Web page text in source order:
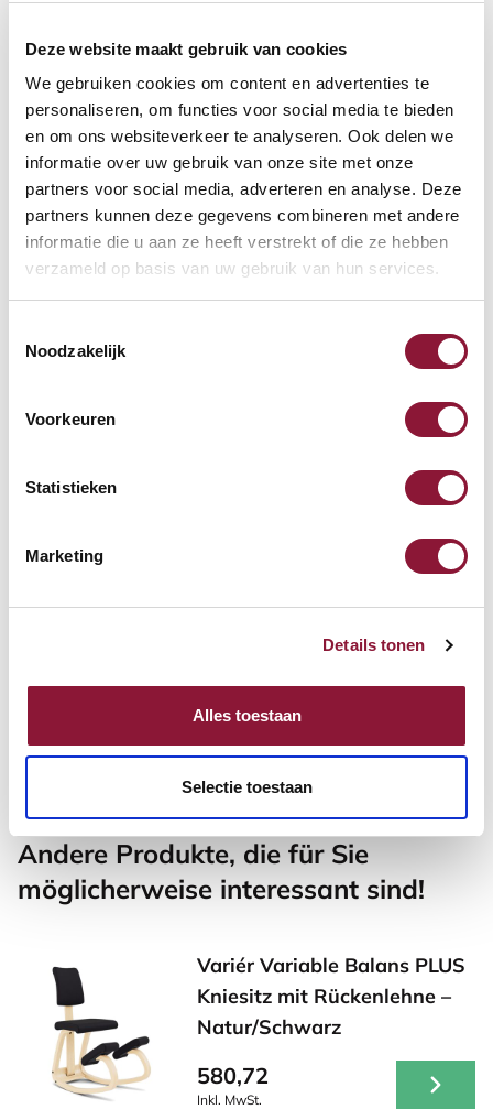
Deze website maakt gebruik van cookies
We gebruiken cookies om content en advertenties te
personaliseren, om functies voor social media te bieden
en om ons websiteverkeer te analyseren. Ook delen we
informatie over uw gebruik van onze site met onze
partners voor social media, adverteren en analyse. Deze
partners kunnen deze gegevens combineren met andere
informatie die u aan ze heeft verstrekt of die ze hebben
verzameld op basis van uw gebruik van hun services.
Noodzakelijk
Voorkeuren
Statistieken
Marketing
Details tonen
Alles toestaan
Selectie toestaan
Häufig zusammen gekauft mit
Ultraboard 950 V2
kabelgebundene Mini-
Tastatur US silber
83,49
SRM Evolution vertikale
Maus rechtshändig verkabelt
59,61
Andere Produkte, die für Sie
möglicherweise interessant sind!
Variér Variable Balans PLUS
Kniesitz mit Rückenlehne –
Natur/Schwarz
580,72
Inkl. MwSt.